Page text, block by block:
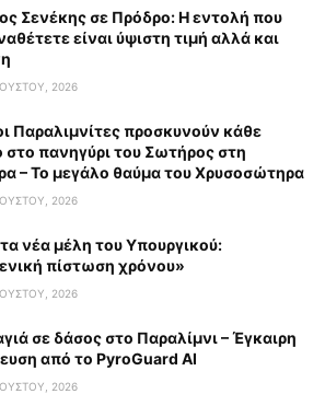
Σενέκης σε Πρόδρο: Η εντολή που
είναι ύψιστη τιμή αλλά και
2026
Παραλιμνίτες προσκυνούν κάθε
στο πανηγύρι του Σωτήρος στη
– Το μεγάλο θαύμα του Χρυσοσώτηρα
2026
νέα μέλη του Υπουργικού:
πίστωση χρόνου»
2026
σε δάσος στο Παραλίμνι – Έγκαιρη
από το PyroGuard AI
2026